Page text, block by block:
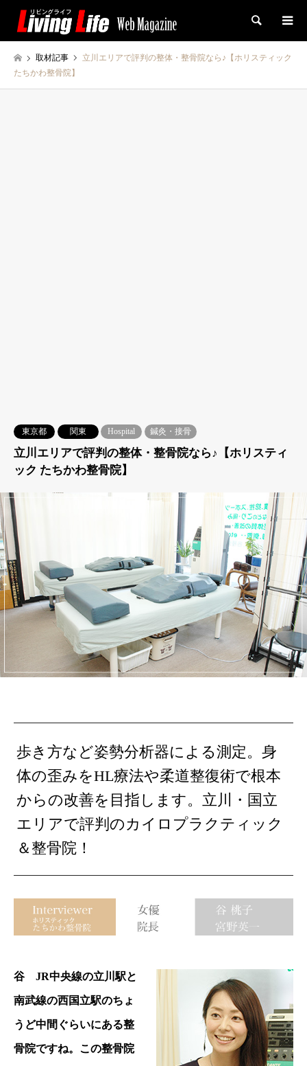
検索
取材記事
立川エリアで評判の整体・整骨院なら♪【ホリスティック
たちかわ整骨院】
東京都 関東 Hospital 鍼灸・接骨
立川エリアで評判の整体・整骨院なら♪【ホリスティ
ック たちかわ整骨院】
歩き方など姿勢分析器による測定。身
体の歪みをHL療法や柔道整復術で根本
からの改善を目指します。立川・国立
エリアで評判のカイロプラクティック
＆整骨院！
谷 JR中央線の立川駅と
南武線の西国立駅のちょ
うど中間ぐらいにある整
骨院ですね。この整骨院